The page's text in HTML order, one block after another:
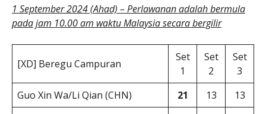
1 September 2024 (Ahad) – Perlawanan adalah bermula
pada jam 10.00 am waktu Malaysia secara bergilir
[XD] Beregu Campuran
Set
1
Set
2
Set
3
Guo Xin Wa/Li Qian (CHN)
21 13
13